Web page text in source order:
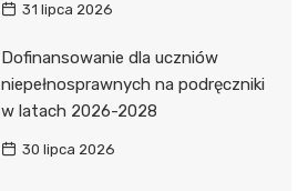
31 lipca 2026
Dofinansowanie dla uczniów
niepełnosprawnych na podręczniki
w latach 2026-2028
30 lipca 2026